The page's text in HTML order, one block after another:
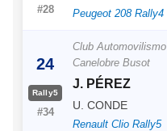
#28 Peugeot 208 Rally4
24
Rally5
#34
Club Automovilismo
Canelobre Busot
J. PÉREZ
U. CONDE
Renault Clio Rally5